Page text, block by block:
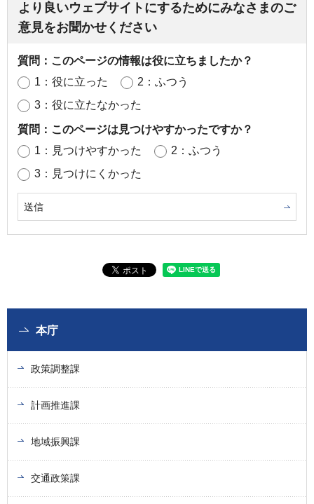
より良いウェブサイトにするためにみなさまのご
意見をお聞かせください
質問：このページの情報は役に立ちましたか？
1：役に立った
2：ふつう
3：役に立たなかった
質問：このページは見つけやすかったですか？
1：見つけやすかった
2：ふつう
3：見つけにくかった
本庁
政策調整課
計画推進課
地域振興課
交通政策課